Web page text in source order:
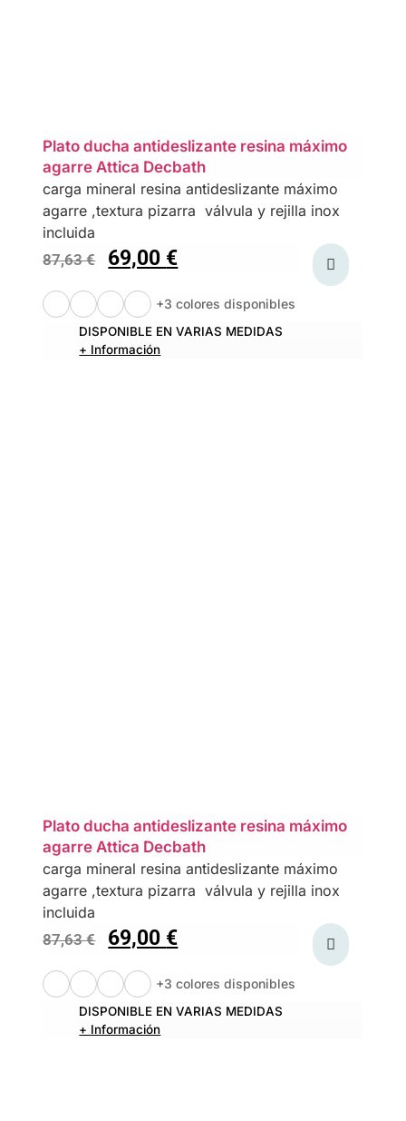
Plato ducha antideslizante resina máximo
agarre Attica Decbath
carga mineral resina antideslizante máximo
agarre ,textura pizarra válvula y rejilla inox
incluida
87,63€ 69,00 €
+3 colores disponibles
DISPONIBLE EN VARIAS MEDIDAS
+ Información
Plato ducha antideslizante resina máximo
agarre Attica Decbath
carga mineral resina antideslizante máximo
agarre ,textura pizarra válvula y rejilla inox
incluida
87,63€ 69,00 €
+3 colores disponibles
DISPONIBLE EN VARIAS MEDIDAS
+ Información